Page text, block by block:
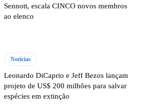
Sennott, escala CINCO novos membros
ao elenco
Notícias
Leonardo DiCaprio e Jeff Bezos lançam
projeto de US$ 200 milhões para salvar
espécies em extinção